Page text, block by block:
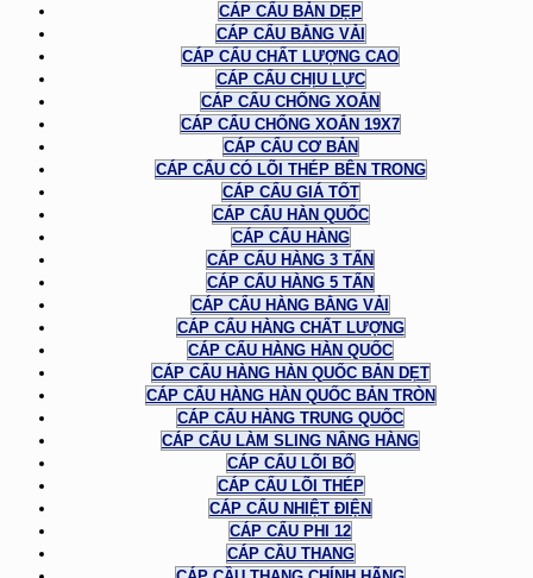
CÁP CẨU BẢN DẸP
CÁP CẨU BẰNG VẢI
CÁP CẨU CHẤT LƯỢNG CAO
CÁP CẨU CHỊU LỰC
CÁP CẨU CHỐNG XOẮN
CÁP CẨU CHỐNG XOẮN 19X7
CÁP CẨU CƠ BẢN
CÁP CẨU CÓ LÕI THÉP BÊN TRONG
CÁP CẨU GIÁ TỐT
CÁP CẨU HÀN QUỐC
CÁP CẨU HÀNG
CÁP CẨU HÀNG 3 TẤN
CÁP CẨU HÀNG 5 TẤN
CÁP CẨU HÀNG BẰNG VẢI
CÁP CẨU HÀNG CHẤT LƯỢNG
CÁP CẨU HÀNG HÀN QUỐC
CÁP CẨU HÀNG HÀN QUỐC BẢN DẸT
CÁP CẨU HÀNG HÀN QUỐC BẢN TRÒN
CÁP CẨU HÀNG TRUNG QUỐC
CÁP CẨU LÀM SLING NÂNG HÀNG
CÁP CẨU LÕI BỐ
CÁP CẨU LÕI THÉP
CÁP CẨU NHIỆT ĐIỆN
CÁP CẨU PHI 12
CÁP CẦU THANG